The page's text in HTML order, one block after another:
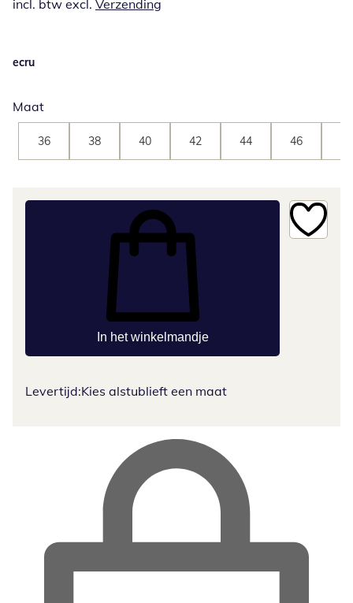
incl. btw excl. Verzending
ecru
Maat
36 38 40 42 44 46
In het winkelmandje
Levertijd:Kies alstublieft een maat